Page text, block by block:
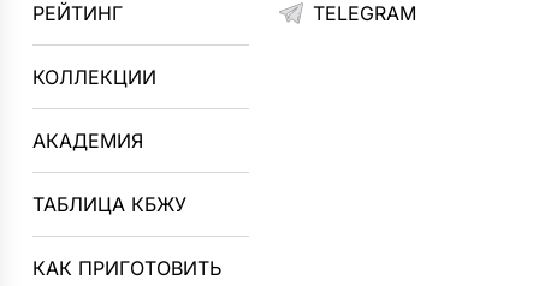
РЕЙТИНГ
КОЛЛЕКЦИИ
АКАДЕМИЯ
ТАБЛИЦА КБЖУ
КАК ПРИГОТОВИТЬ
TELEGRAM